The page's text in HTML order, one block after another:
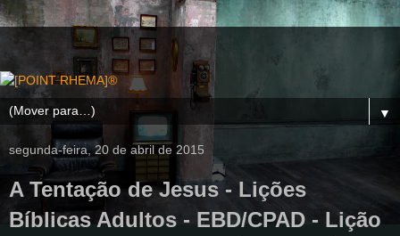
▼
segunda-feira, 20 de abril de 2015
A Tentação de Jesus - Lições
Bíblicas Adultos - EBD/CPAD - Lição